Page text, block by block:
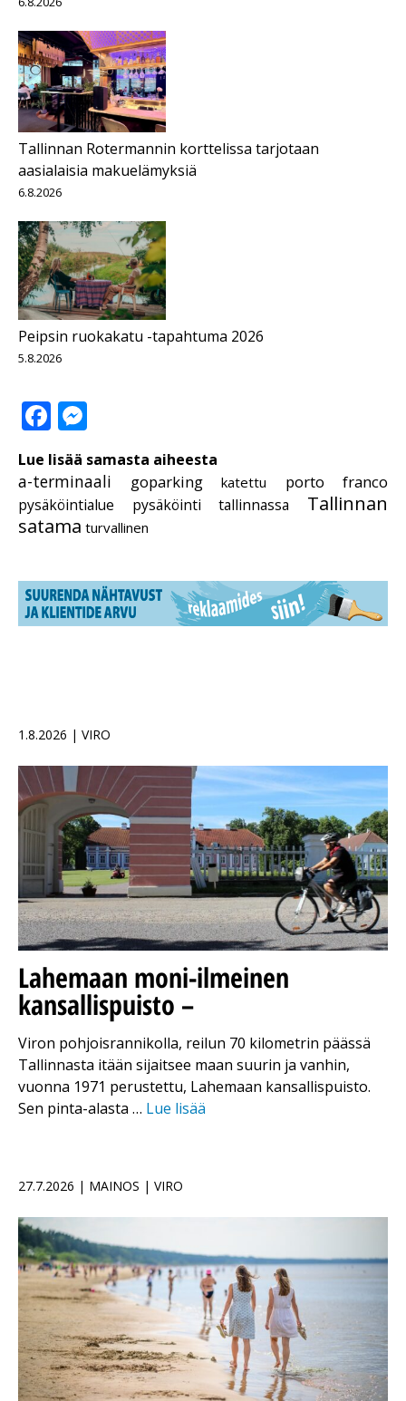
Tallinnan Rotermannin korttelissa tarjotaan
aasialaisia makuelämyksiä
6.8.2026
Peipsin ruokakatu -tapahtuma 2026
5.8.2026
Facebook
Lue lisää samasta aiheesta
a-terminaali goparking katettu porto franco
pysäköintialue pysäköinti tallinnassa
Tallinnan
satama turvallinen
1.8.2026 | VIRO
Lahemaan moni-ilmeinen
kansallispuisto –
Viron pohjoisrannikolla, reilun 70 kilometrin päässä
Tallinnasta itään sijaitsee maan suurin ja vanhin,
vuonna 1971 perustettu, Lahemaan kansallispuisto.
Sen pinta-alasta … Lue lisää
27.7.2026 | MAINOS | VIRO